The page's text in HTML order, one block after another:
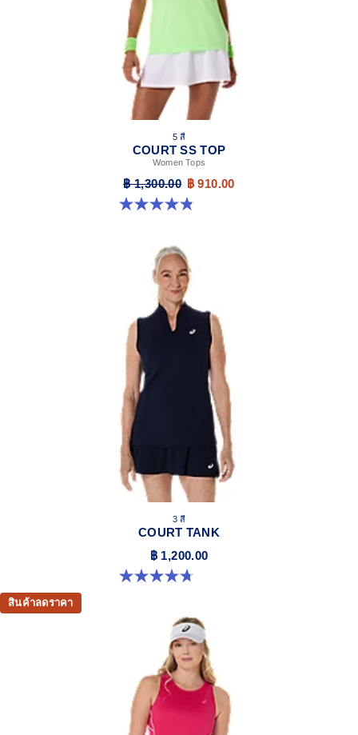
5 สี
COURT SS TOP
Women Tops
฿ 1,300.00 ฿ 910.00
4.8 จาก 5 ดาว 55 รีวิว
3 สี
COURT TANK
฿ 1,200.00
4.7 จาก 5 ดาว 14 รีวิว
สินค้าลดราคา